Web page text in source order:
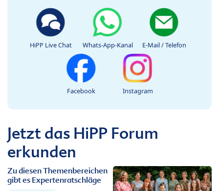
HiPP Live Chat Whats-App-Kanal E-Mail / Telefon
Facebook Instagram
Jetzt das HiPP Forum
erkunden
Zu diesen Themenbereichen
gibt es Expertenratschläge